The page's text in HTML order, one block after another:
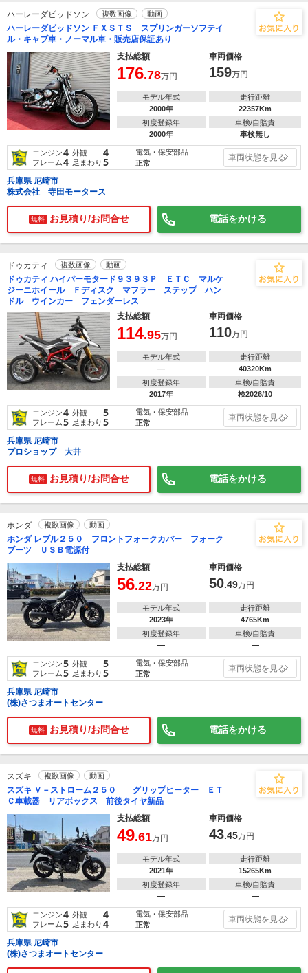
ハーレーダビッドソン 複数画像 動画
ハーレーダビッドソン ＦＸＳＴＳ スプリンガーソフテイ
ル・キャブ車・ノーマル車・販売店保証あり
支払総額
車両価格
176.78万円 159万円
モデル年式
2000年
走行距離
22357Km
初度登録年
2000年
車検/自賠責
車検無し
エンジン4 外観 4
フレーム4 足まわり 5
電気・保安部品
正常
車両状態を見る
兵庫県 尼崎市
株式会社 寺田モータース
無料 お見積り/お問合せ 電話をかける
ドゥカティ 複数画像 動画
ドゥカティ ハイパーモタード９３９ＳＰ ＥＴＣ マルケ
ジーニホイール Ｆディスク マフラー ステップ ハン
ドル ウインカー フェンダーレス
支払総額
車両価格
114.95万円 110万円
モデル年式
―
走行距離
40320Km
初度登録年
2017年
車検/自賠責
検2026/10
エンジン4 外観 5
フレーム5 足まわり 5
電気・保安部品
正常
車両状態を見る
兵庫県 尼崎市
プロショップ 大井
無料 お見積り/お問合せ 電話をかける
ホンダ 複数画像 動画
ホンダ レブル２５０ フロントフォークカバー フォーク
ブーツ ＵＳＢ電源付
支払総額
車両価格
56.22万円 50.49万円
モデル年式
2023年
走行距離
4765Km
初度登録年
―
車検/自賠責
―
エンジン5 外観 5
フレーム5 足まわり 5
電気・保安部品
正常
車両状態を見る
兵庫県 尼崎市
(株)さつまオートセンター
無料 お見積り/お問合せ 電話をかける
スズキ 複数画像 動画
スズキ Ｖ－ストローム２５０ グリップヒーター ＥＴ
Ｃ車載器 リアボックス 前後タイヤ新品
支払総額
車両価格
49.61万円 43.45万円
モデル年式
2021年
走行距離
15265Km
初度登録年
―
車検/自賠責
―
エンジン4 外観 4
フレーム5 足まわり 4
電気・保安部品
正常
車両状態を見る
兵庫県 尼崎市
(株)さつまオートセンター